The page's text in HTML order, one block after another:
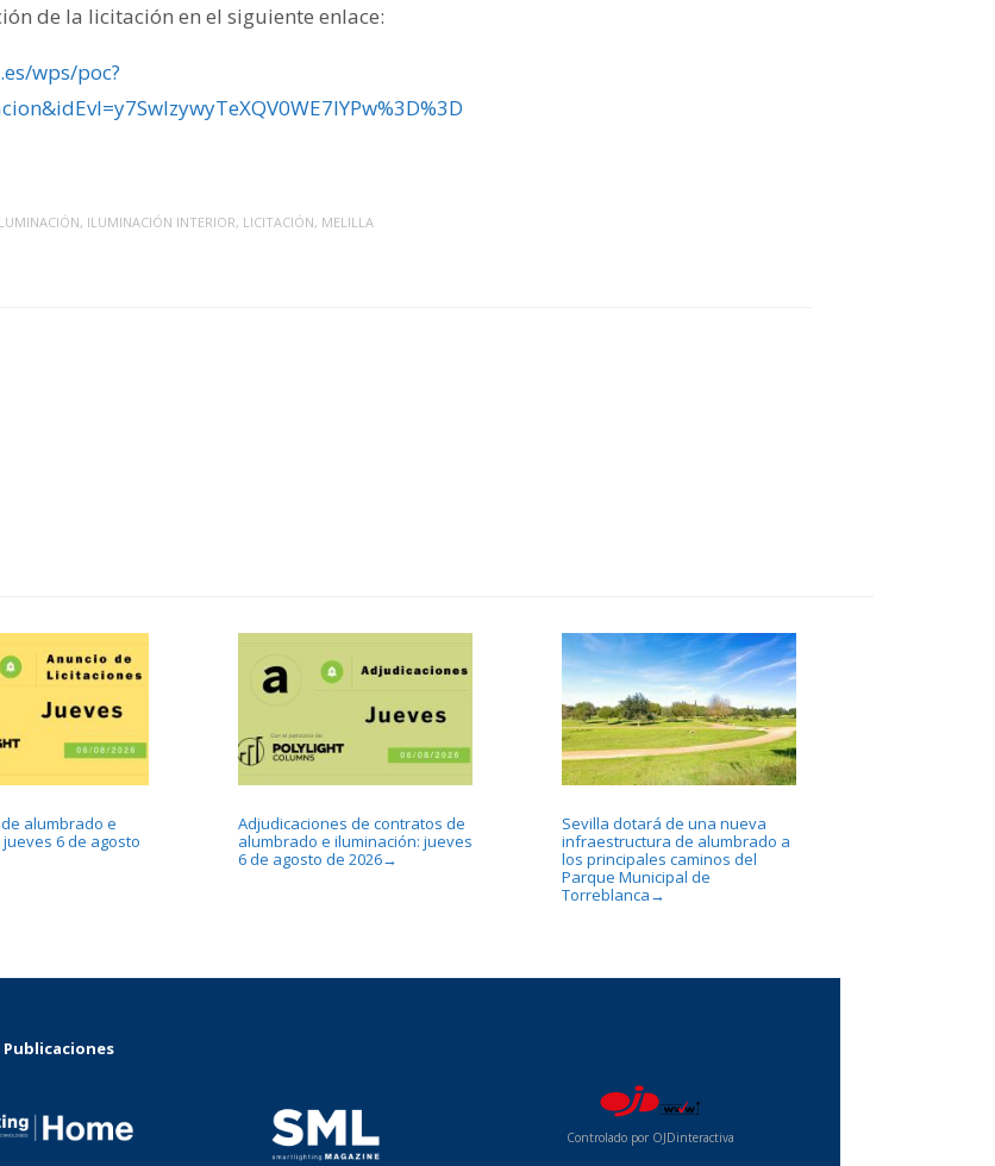
de la licitación en el siguiente enlace:
wps/poc?
, ILUMINACIÓN INTERIOR, LICITACIÓN, MELILLA
alumbrado e
6 de agosto
Adjudicaciones de contratos de
alumbrado e iluminación: jueves
6 de agosto de 2026→
Sevilla dotará de una nueva
infraestructura de alumbrado a
los principales caminos del
Parque Municipal de
Torreblanca →
Controlado por OJDinteractiva